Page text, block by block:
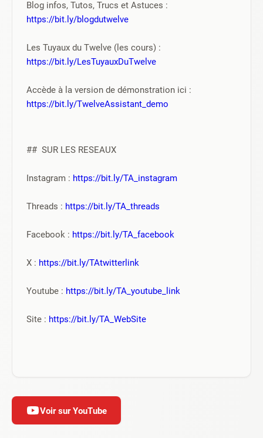
https://bit.ly/blogdutwelve
https://bit.ly/LesTuyauxDuTwelve
https://bit.ly/TwelveAssistant_demo
##  SUR LES RESEAUX
Instagram : https://bit.ly/TA_instagram
Threads : https://bit.ly/TA_threads
Facebook : https://bit.ly/TA_facebook
X : https://bit.ly/TAtwitterlink
Youtube : https://bit.ly/TA_youtube_link
Site : https://bit.ly/TA_WebSite
Voir sur YouTube